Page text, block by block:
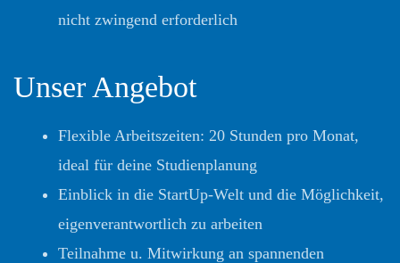
nicht zwingend erforderlich
Unser Angebot
Flexible Arbeitszeiten: 20 Stunden pro Monat,
ideal für deine Studienplanung
Einblick in die StartUp-Welt und die Möglichkeit,
eigenverantwortlich zu arbeiten
Teilnahme u. Mitwirkung an spannenden